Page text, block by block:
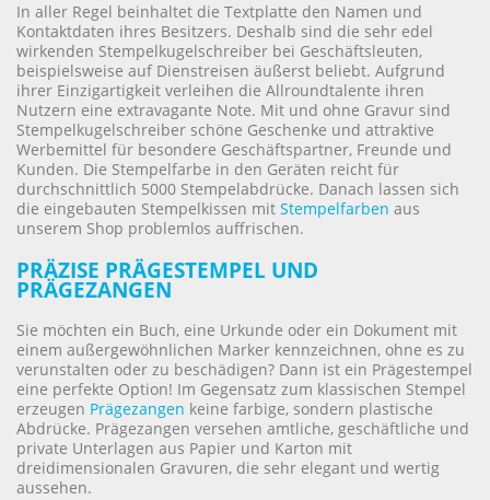
In aller Regel beinhaltet die Textplatte den Namen und
Kontaktdaten ihres Besitzers. Deshalb sind die sehr edel
wirkenden Stempelkugelschreiber bei Geschäftsleuten,
beispielsweise auf Dienstreisen äußerst beliebt. Aufgrund
ihrer Einzigartigkeit verleihen die Allroundtalente ihren
Nutzern eine extravagante Note. Mit und ohne Gravur sind
Stempelkugelschreiber schöne Geschenke und attraktive
Werbemittel für besondere Geschäftspartner, Freunde und
Kunden. Die Stempelfarbe in den Geräten reicht für
durchschnittlich 5000 Stempelabdrücke. Danach lassen sich
die eingebauten Stempelkissen mit Stempelfarben aus
unserem Shop problemlos auffrischen.
PRÄZISE PRÄGESTEMPEL UND
PRÄGEZANGEN
Sie möchten ein Buch, eine Urkunde oder ein Dokument mit
einem außergewöhnlichen Marker kennzeichnen, ohne es zu
verunstalten oder zu beschädigen? Dann ist ein Prägestempel
eine perfekte Option! Im Gegensatz zum klassischen Stempel
erzeugen Prägezangen keine farbige, sondern plastische
Abdrücke. Prägezangen versehen amtliche, geschäftliche und
private Unterlagen aus Papier und Karton mit
dreidimensionalen Gravuren, die sehr elegant und wertig
aussehen.